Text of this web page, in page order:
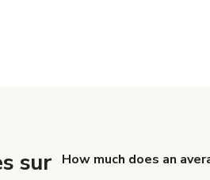
sur
How much does an